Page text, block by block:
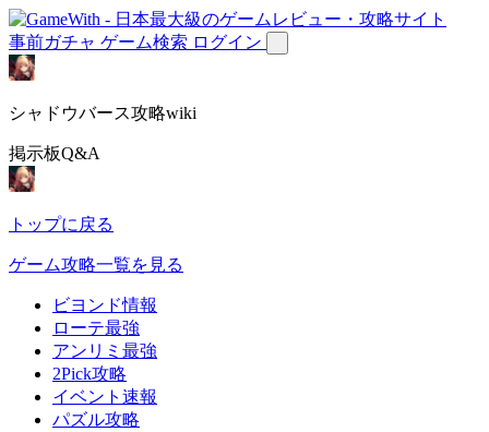
事前ガチャ ゲーム検索 ログイン
シャドウバース攻略wiki
掲示板Q&A
トップに戻る
ゲーム攻略一覧を見る
ビヨンド情報
ローテ最強
アンリミ最強
2Pick攻略
イベント速報
パズル攻略